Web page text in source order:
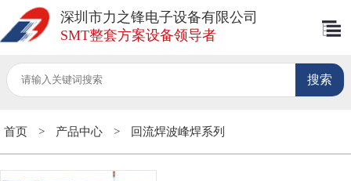
深圳市力之锋电子设备有限公司
SMT整套方案设备领导者
首页 > 产品中心 > 回流焊波峰焊系列